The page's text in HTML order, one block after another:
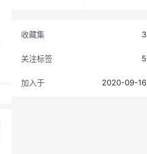
收藏集 3
关注标签 5
加入于 2020-09-16